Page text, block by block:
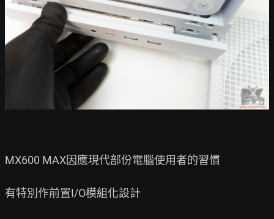
MX600 MAX因應現代部份電腦使用者的習慣
有特別作前置I/O模組化設計